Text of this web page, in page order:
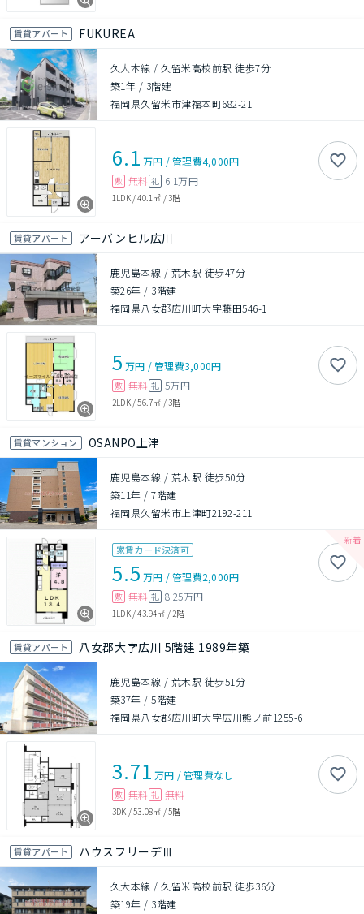
賃貸アパート FUKUREA
久大本線 / 久留米高校前駅 徒歩7分
築1年 / 3階建
福岡県久留米市津福本町682-21
6.1 万円 /管理費4,000円
敷 無料 礼 6.1万円
1LDK/40.1㎡ /3階
賃貸アパート アーバンヒル広川
鹿児島本線 / 荒木駅 徒歩47分
築26年 / 3階建
福岡県八女郡広川町大字藤田546-1
5 万円 /管理費3,000円
敷 無料 礼 5万円
2LDK/56.7㎡ /3階
賃貸マンション OSANPO上津
鹿児島本線 / 荒木駅 徒歩50分
築11年 /7階建
福岡県久留米市上津町2192-211
家賃カード決済可
5.5 万円 /管理費2,000円
敷 無料 礼 8.25万円
1LDK/43.94㎡ /2階
賃貸アパート 八女郡大字広川 5階建 1989年築
鹿児島本線 / 荒木駅 徒歩51分
築37年 /5階建
福岡県八女郡広川町大字広川熊ノ前1255-6
3.71 万円 /管理費なし
敷 無料 礼 無料
3DK /53.08㎡ /5階
賃貸アパート ハウスフリーデⅢ
久大本線 / 久留米高校前駅 徒歩36分
築19年 / 3階建